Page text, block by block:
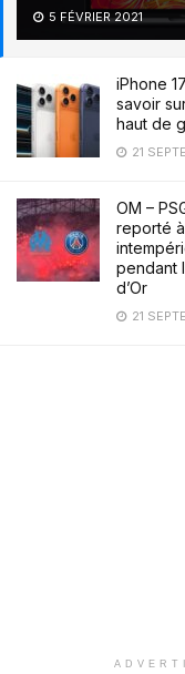
5 FÉVRIER 2021
iPhone
savoir
haut de
21
OM –
reporté
pendant
d’Or
21